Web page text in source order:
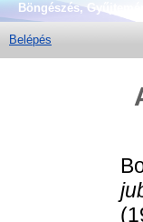
Böngészés,
Belépés